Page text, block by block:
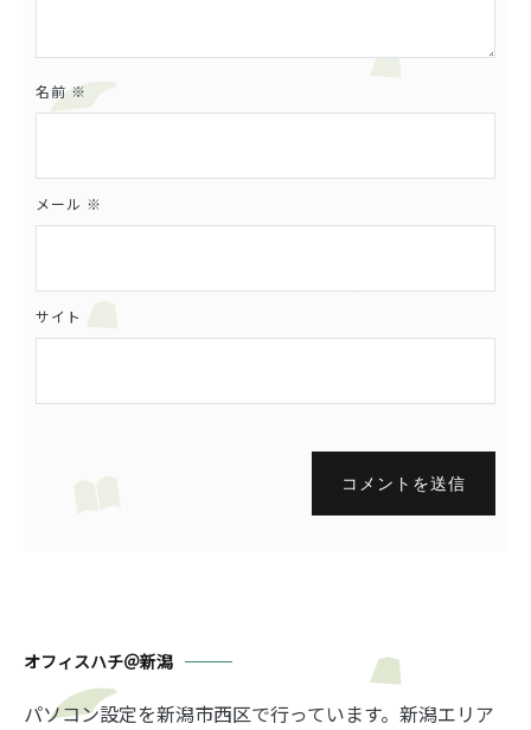
名前 ※
メール ※
サイト
コメントを送信
オフィスハチ＠新潟
パソコン設定を新潟市西区で行っています。新潟エリア